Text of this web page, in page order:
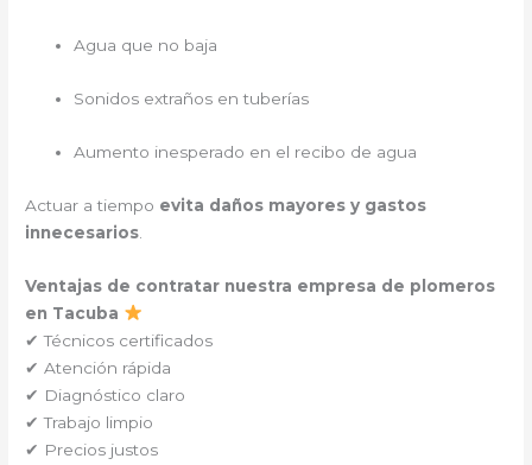
Agua que no baja
Sonidos extraños en tuberías
Aumento inesperado en el recibo de agua
Actuar a tiempo evita daños mayores y gastos
innecesarios
Ventajas de contratar nuestra empresa de plomeros
en Tacuba
✔ Técnicos certificados
✔ Atención rápida
✔ Diagnóstico claro
✔ Trabajo limpio
✔ Precios justos